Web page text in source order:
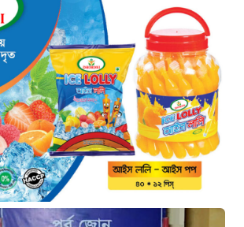
১১ ঘণ্টা আগে
দৈনিক ৫শ টাকা মজুরীর দাবীতে
বড়লেখায় চা শ্রমিকদের গণবিক্ষোভ
১১ ঘণ্টা আগে
গ্রিসের উপকূলে ১৬৮ অভিবাসী উদ্ধার:
ভেতরে ৭২ বাংলাদেশি
১২ ঘণ্টা আগে
“১/১১-তে তারেক রহমানকে আয়নাঘরে
বন্দি রাখা হয়: চিফ প্রসিকিউটর”
১২ ঘণ্টা আগে